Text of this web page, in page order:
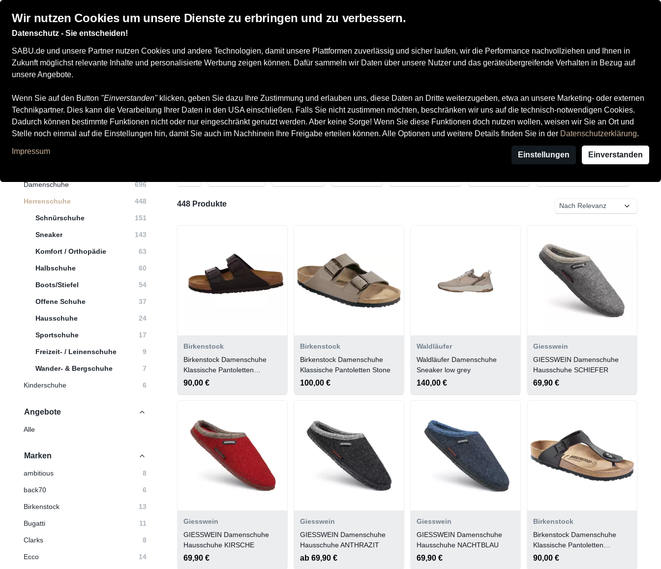
Wir nutzen Cookies um unsere Dienste zu erbringen und zu verbessern.
Datenschutz - Sie entscheiden!
SABU.de und unsere Partner nutzen Cookies und andere Technologien, damit unsere Plattformen zuverlässig und sicher laufen, wir die Performance nachvollziehen und Ihnen in
Zukunft möglichst relevante Inhalte und personalisierte Werbung zeigen können. Dafür sammeln wir Daten über unsere Nutzer und das geräteübergreifende Verhalten in Bezug auf
unsere Angebote.
Wenn Sie auf den Button "Einverstanden"klicken, geben Sie dazu Ihre Zustimmung und erlauben uns, diese Daten an Dritte weiterzugeben, etwa an unsere Marketing- oder externen
Technikpartner. Dies kann die Verarbeitung Ihrer Daten in den USA einschließen. Falls Sie nicht zustimmen möchten, beschränken wir uns auf die technisch-notwendigen Cookies.
Dadurch können bestimmte Funktionen nicht oder nur eingeschränkt genutzt werden. Aber keine Sorge! Wenn Sie diese Funktionen doch nutzen wollen, weisen wir Sie an Ort und
Stelle noch einmal auf die Einstellungen hin, damit Sie auch im Nachhinein Ihre Freigabe erteilen können. Alle Optionen und weitere Details finden Sie in der Datenschutzerklärung.
Impressum Einstellungen Einverstanden
Damenschuhe Herrenschuhe Marken Events Über uns
Alle Produkte Herrenschuhe
Herrenschuhe
Damenschuhe 696
Herrenschuhe 448
Schnürschuhe 151
Sneaker 143
Komfort / Orthopädie 63
Halbschuhe 60
Boots/Stiefel 54
Offene Schuhe 37
Hausschuhe 24
Sportschuhe 17
Freizeit- / Leinenschuhe 9
Wander- & Bergschuhe 7
Kinderschuhe 6
Angebote
Alle
Marken
ambitious 8
back70 6
Birkenstock 13
Bugatti 11
Clarks 8
Ecco 14
448 Produkte
Birkenstock
Birkenstock Damenschuhe
Klassische Pantoletten
Schwarz
90,00 €
Birkenstock
Birkenstock Damenschuhe
Klassische Pantoletten Stone
100,00 €
Waldläufer
Waldläufer Damenschuhe
Sneaker low grey
140,00 €
Giesswein
GIESSWEIN Damenschuhe
Hausschuhe SCHIEFER
69,90 €
Giesswein
GIESSWEIN Damenschuhe
Hausschuhe KIRSCHE
69,90 €
Giesswein
GIESSWEIN Damenschuhe
Hausschuhe ANTHRAZIT
ab 69,90 €
Giesswein
GIESSWEIN Damenschuhe
Hausschuhe NACHTBLAU
69,90 €
Birkenstock
Birkenstock Damenschuhe
Klassische Pantoletten
Schwarz
90,00 €